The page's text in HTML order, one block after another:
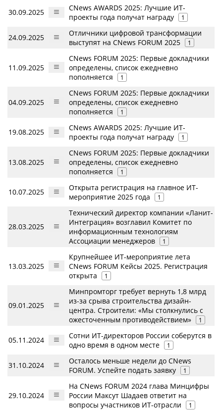
30.09.2025
CNews AWARDS 2025: Лучшие ИТ-
проекты года получат награду
1
24.09.2025
Отличники цифровой трансформации
выступят на CNews FORUM 2025
1
11.09.2025
CNews FORUM 2025: Первые докладчики
определены, список ежедневно
пополняется
1
04.09.2025
CNews FORUM 2025: Первые докладчики
определены, список ежедневно
пополняется
1
19.08.2025
CNews AWARDS 2025: Лучшие ИТ-
проекты года получат награду
1
13.08.2025
CNews FORUM 2025: Первые докладчики
определены, список ежедневно
пополняется
1
10.07.2025
Открыта регистрация на главное ИТ-
мероприятие 2025 года
1
28.03.2025
Технический директор компании «Ланит-
Интеграция» возглавил Комитет по
информационным технологиям
Ассоциации менеджеров
1
13.03.2025
Крупнейшее ИТ-мероприятие лета
CNews FORUM Кейсы 2025. Регистрация
открыта
1
09.01.2025
Минпромторг требует вернуть 1,8 млрд
из-за срыва строительства дизайн-
центра. Строители: «Мы столкнулись с
ожесточенным противодействием»
1
05.11.2024
Сотни ИТ-директоров России соберутся в
одно время в одном месте
1
31.10.2024
Осталось меньше недели до CNews
FORUM. Успейте подать заявку
1
29.10.2024
На CNews FORUM 2024 глава Минцифры
России Максут Шадаев ответит на
вопросы участников ИТ-отрасли
1